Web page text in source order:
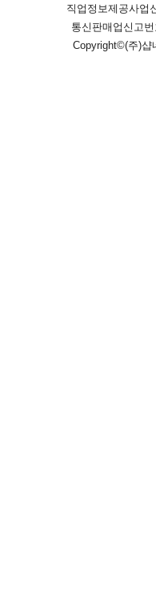
직업정보제공사업
통신판매업신고
Copyright©(주)샵